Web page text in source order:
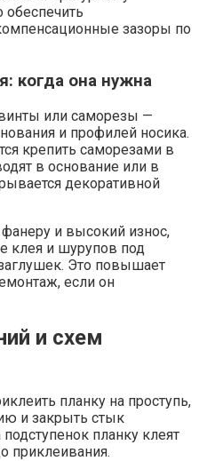
зазоры по
когда она нужна
или саморезы —
и профилей носика.
крепить саморезами в
в основание или в
декоративной
и высокий износ,
клея и шурупов под
Это повышает
если он
и схем
планку на проступь,
и закрыть стык
планку клеят
приклеивания.